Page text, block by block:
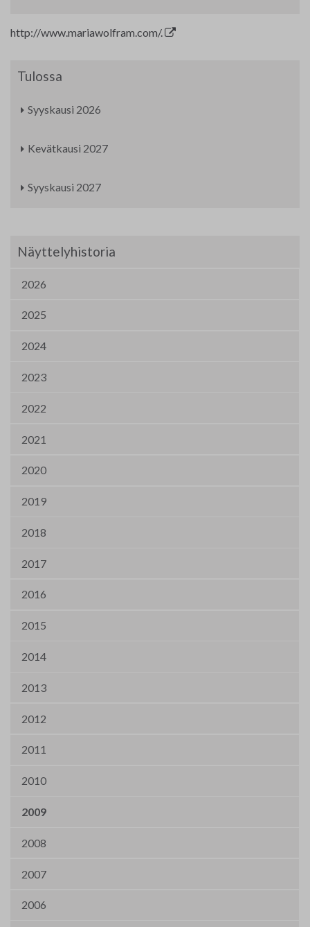
http://www.mariawolfram.com/.
Tulossa
Syyskausi 2026
Kevätkausi 2027
Syyskausi 2027
Näyttelyhistoria
2026
2025
2024
2023
2022
2021
2020
2019
2018
2017
2016
2015
2014
2013
2012
2011
2010
2009
2008
2007
2006